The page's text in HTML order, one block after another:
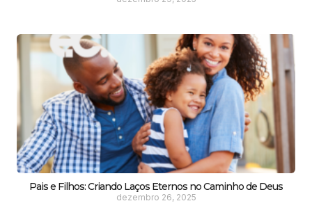
Pais e Filhos: Criando Laços Eternos no Caminho de Deus
dezembro 26, 2025